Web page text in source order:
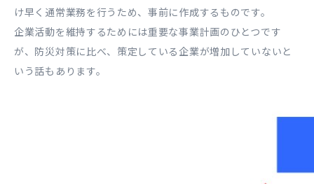
け早く通常業務を行うため、事前に作成するものです。
企業活動を維持するためには重要な事業計画のひとつです
が、防災対策に比べ、策定している企業が増加していないと
いう話もあります。